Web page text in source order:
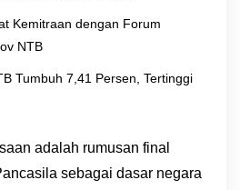
Kemitraan dengan Forum
NTB
Tumbuh 7,41 Persen, Tertinggi
adalah rumusan final
sebagai dasar negara